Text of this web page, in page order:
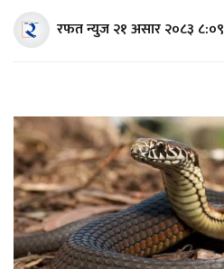
रफत न्युज२१ असार २०८३ ८:०९